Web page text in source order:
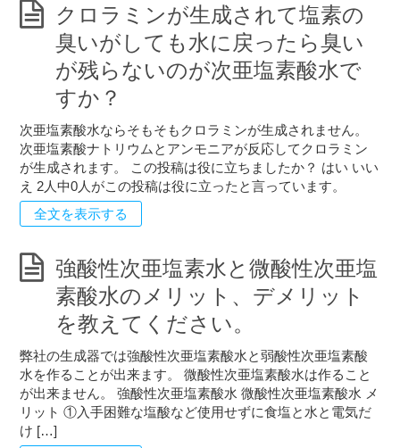
クロラミンが生成されて塩素の
臭いがしても水に戻ったら臭い
が残らないのが次亜塩素酸水で
すか？
次亜塩素酸水ならそもそもクロラミンが生成されません。
次亜塩素酸ナトリウムとアンモニアが反応してクロラミン
が生成されます。 この投稿は役に立ちましたか？ はい いい
え 2人中0人がこの投稿は役に立ったと言っています。
全文を表示する
強酸性次亜塩素水と微酸性次亜塩
素酸水のメリット、デメリット
を教えてください。
弊社の生成器では強酸性次亜塩素酸水と弱酸性次亜塩素酸
水を作ることが出来ます。 微酸性次亜塩素酸水は作ること
が出来ません。 強酸性次亜塩素酸水 微酸性次亜塩素酸水 メ
リット ①入手困難な塩酸など使用せずに食塩と水と電気だ
け […]